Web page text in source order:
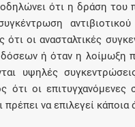
ότι η δράση του
ότι οι ανασταλτικές
ή όταν η λοίμωξη
υψηλές
ότι οι επιτυγχανόμενες
πρέπει να επιλεγεί